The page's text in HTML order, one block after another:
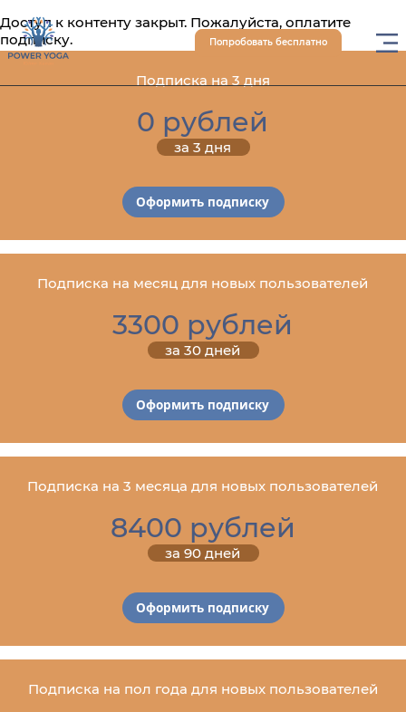
Попробовать бесплатно
Доступ к контенту закрыт. Пожалуйста, оплатите
подписку.
Подписка на 3 дня
0 рублей
за 3 дня
Оформить подписку
Подписка на месяц для новых пользователей
3300 рублей
за 30 дней
Оформить подписку
Подписка на 3 месяца для новых пользователей
8400 рублей
за 90 дней
Оформить подписку
Подписка на пол года для новых пользователей